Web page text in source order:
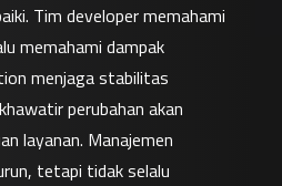
Tim developer memahami
memahami dampak
menjaga stabilitas
perubahan akan
layanan. Manajemen
tetapi tidak selalu